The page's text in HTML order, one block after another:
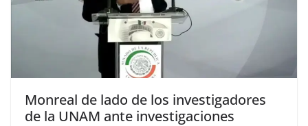
Monreal de lado de los investigadores
de la UNAM ante investigaciones